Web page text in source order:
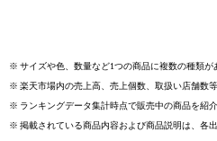
※ サイズや色、数量など1つの商品に複数の種類
※ 楽天市場内の売上高、売上個数、取扱い店舗数
※ ランキングデータ集計時点で販売中の商品を紹
※ 掲載されている商品内容および商品説明は、各